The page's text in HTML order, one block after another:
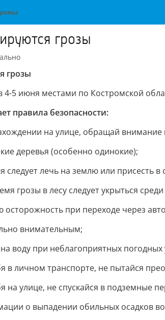
грозы
грозы
5 июня местами по Костромской
правила безопасности:
на улице, обращай внимание
деревья (особенно одинокие);
следует лечь на землю или присесть
грозы в лесу следует укрыться
при переходе через
внимательным;
воду при неблагоприятных погодных
в личном транспорте, не пытайся
на улице, не спускайся в подземные
о выпадении обильных осадков